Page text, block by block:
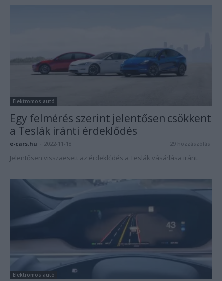
Elektromos autó
Egy felmérés szerint jelentősen csökkent
a Teslák iránti érdeklődés
e-cars.hu 2022-11-18 29 hozzászólás
Jelentősen visszaesett az érdeklődés a Teslák vásárlása iránt.
Elektromos autó